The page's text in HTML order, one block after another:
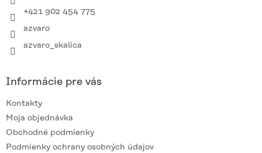
+421 902 454 775
azvaro
azvaro_skalica
Informácie pre vás
Kontakty
Moja objednávka
Obchodné podmienky
Podmienky ochrany osobných údajov